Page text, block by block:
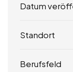
Datum
Standort
Berufsfeld